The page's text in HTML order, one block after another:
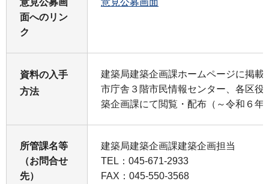
意見公募画
面へのリン
ク
意見公募画面
資料の入手
方法
建築局建築企画課ホームページに掲載
市庁舎３階市民情報センター、各区役
築企画課にて閲覧・配布（～令和６年
所管課名等
（お問合せ
先）
建築局建築企画課建築企画担当
TEL：045-671-2933
FAX：045-550-3568